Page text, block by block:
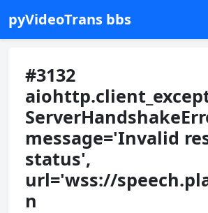
pyVideoTrans bbs
#3132
message='Invalid
status',
url='wss://
n